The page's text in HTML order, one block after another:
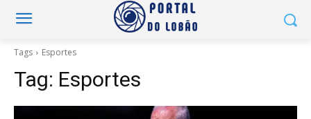
Tags Esportes
Tag: Esportes